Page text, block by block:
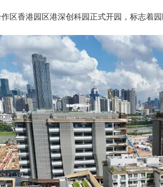
香港园区港深创科园正式开园，标志着园